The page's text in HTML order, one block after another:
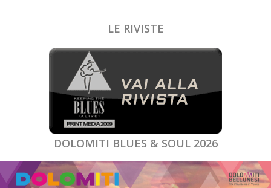
LE RIVISTE
DOLOMITI BLUES & SOUL 2026